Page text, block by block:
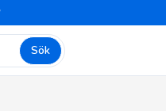
Sök